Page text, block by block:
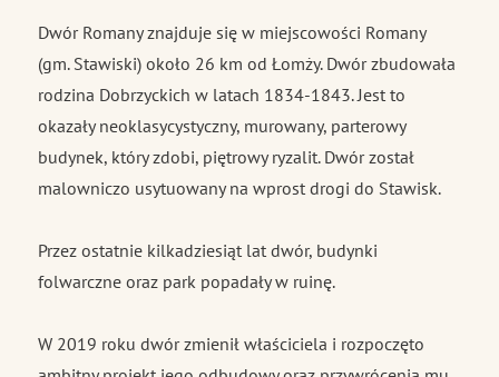
Dwór Romany znajduje się w miejscowości Romany
(gm. Stawiski) około 26 km od Łomży. Dwór zbudowała
rodzina Dobrzyckich w latach 1834-1843. Jest to
okazały neoklasycystyczny, murowany, parterowy
budynek, który zdobi, piętrowy ryzalit. Dwór został
malowniczo usytuowany na wprost drogi do Stawisk.
Przez ostatnie kilkadziesiąt lat dwór, budynki
folwarczne oraz park popadały w ruinę.
W 2019 roku dwór zmienił właściciela i rozpoczęto